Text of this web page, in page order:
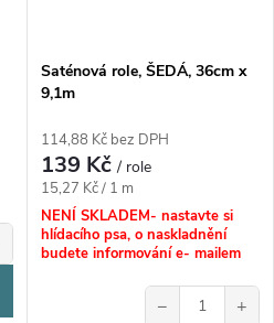
Saténová role, ŠEDÁ, 36cm x
9,1m
114,88 Kč bez DPH
139 Kč/ role
Měrná
cena:
15,27 Kč / 1 m
NENÍ SKLADEM- nastavte si
hlídacího psa, o naskladnění
budete informování e- mailem
− +